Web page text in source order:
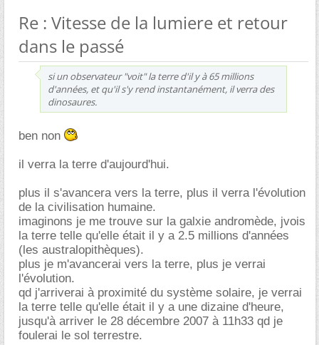
Re : Vitesse de la lumiere et retour
dans le passé
si un observateur "voit" la terre d'il y à 65 millions
d'années, et qu'il s'y rend instantanément, il verra des
dinosaures.
ben non
il verra la terre d'aujourd'hui.
plus il s'avancera vers la terre, plus il verra l'évolution
de la civilisation humaine.
imaginons je me trouve sur la galxie andromède, jvois
la terre telle qu'elle était il y a 2.5 millions d'années
(les australopithèques).
plus je m'avancerai vers la terre, plus je verrai
l'évolution.
qd j'arriverai à proximité du système solaire, je verrai
la terre telle qu'elle était il y a une dizaine d'heure,
jusqu'à arriver le 28 décembre 2007 à 11h33 qd je
foulerai le sol terrestre.